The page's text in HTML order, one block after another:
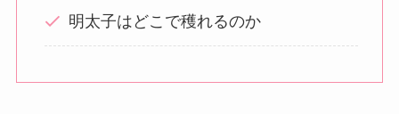
明太子はどこで穫れるのか